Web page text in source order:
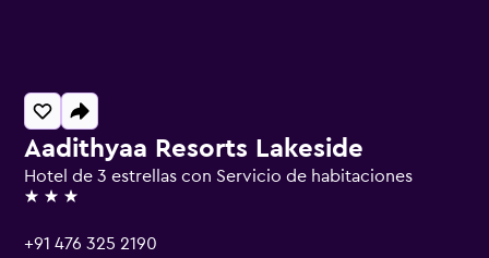
Aadithyaa Resorts Lakeside
Hotel de 3 estrellas con Servicio de habitaciones
3 estrellas
+91 476 325 2190